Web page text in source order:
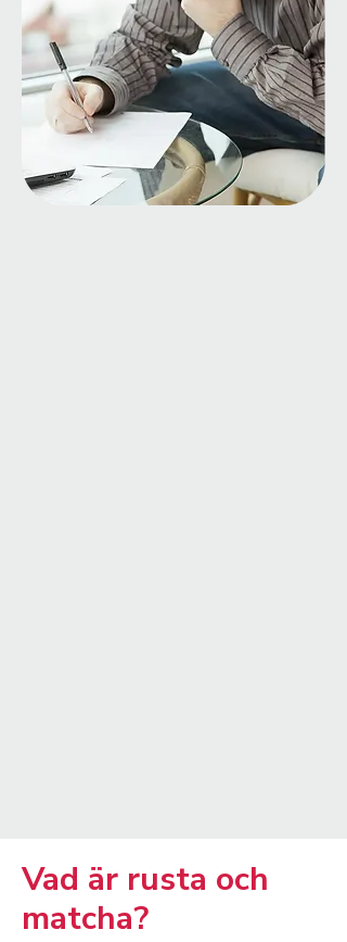
Vad är rusta och
matcha?